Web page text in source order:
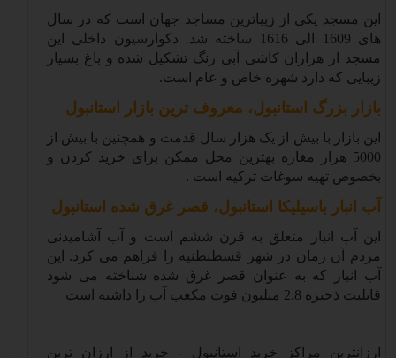
این مسجد یکی از زیباترین مساجد جهان است که در سال
های 1609 الی 1616 ساخته شد. دکوارسیون داخلی این
مسجد از هزاران کاشی آبی رنگ تشکیل شده و باغ بسیار
زیبایی که دارد شهره خاص و عام است.
بازار بزرگ استانبول، معروف ترین بازار استانبول
این بازار با بیش از یک هزار سال قدمت و همچنین با بیش از
5000 هزار مغازه بهترین محل ممکن برای خرید کردن و
بخصوص تهیه سوغات ترکیه است .
آب انبار باسیلیکا استانبول، قصر غرق شده استانبول
این آب انبار متعلق به قرن ششم است و آب آشامیدنی
مردم آن زمان در شهر قسطنطنیه را فراهم می کرد. این
آب انبار که به عنوان قصر غرق شده شناخته می شود
قابلیت ذخیره 2.8 میلیون فوت مکعب آب را داشته است
ارزانترین مراکز خرید استانبول - خرید از ارزان ترین